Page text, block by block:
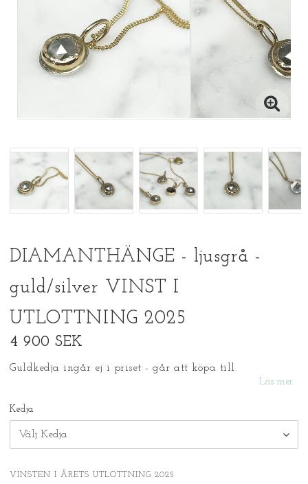
DIAMANTHÄNGE - ljusgrå -
guld/silver VINST I
UTLOTTNING 2025
4 900 SEK
Guldkedja ingår ej i priset - går att köpa till.
Läs mer...
Kedja
VINSTEN I ÅRETS UTLOTTNING 2025